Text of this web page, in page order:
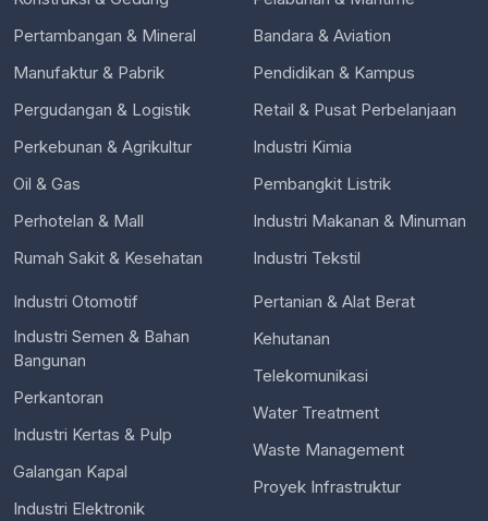
Pertambangan & Mineral
Manufaktur & Pabrik
Pergudangan & Logistik
Perkebunan & Agrikultur
Oil & Gas
Perhotelan & Mall
Rumah Sakit & Kesehatan
Bandara & Aviation
Pendidikan & Kampus
Retail & Pusat Perbelanjaan
Industri Kimia
Pembangkit Listrik
Industri Makanan & Minuman
Industri Tekstil
Industri Otomotif
Industri Semen & Bahan
Bangunan
Perkantoran
Industri Kertas & Pulp
Galangan Kapal
Industri Elektronik
Pertanian & Alat Berat
Kehutanan
Telekomunikasi
Water Treatment
Waste Management
Proyek Infrastruktur